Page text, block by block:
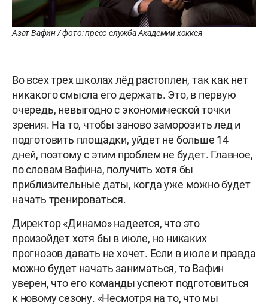
Азат Вафин / фото: пресс-служба Академии хоккея
Во всех трех школах лёд растоплен, так как нет
никакого смысла его держать. Это, в первую
очередь, невыгодно с экономической точки
зрения. На то, чтобы заново заморозить лед и
подготовить площадки, уйдет не больше 14
дней, поэтому с этим проблем не будет. Главное,
по словам Вафина, получить хотя бы
приблизительные даты, когда уже можно будет
начать тренироваться.
Директор «Динамо» надеется, что это
произойдет хотя бы в июле, но никаких
прогнозов давать не хочет. Если в июле и правда
можно будет начать заниматься, то Вафин
уверен, что его команды успеют подготовиться
к новому сезону. «Несмотря на то, что мы